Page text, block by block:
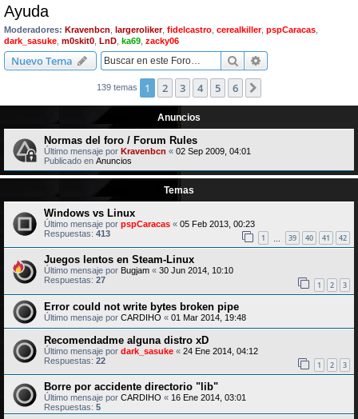
Ayuda
Moderadores: Kravenbcn largeroliker, fidelcastro cerealkiller, pspCaracas
dark_sasuke m0skit0 LnD ka69 zacky06
Nuevo Tema Buscar
139 temas 1 2 3 4 5 6
Anuncios
Normas del foro / Forum Rules
Último mensaje por Kravenbcn « 02 Sep 2009, 04:01
Publicado en Anuncios
Temas
Windows vs Linux
Último mensaje por pspCaracas « 05 Feb 2013, 00:23
Respuestas: 413 1 39 40 41 42
Juegos lentos en Steam-Linux
Último mensaje por Bugjam « 30 Jun 2014, 10:10
Respuestas: 27 1 2 3
Error could not write bytes broken pipe
Último mensaje por CARDIHO « 01 Mar 2014, 19:48
Recomendadme alguna distro xD
Último mensaje por dark_sasuke « 24 Ene 2014, 04:12
Respuestas: 22 1 2 3
Borre por accidente directorio "lib"
Último mensaje por CARDIHO « 16 Ene 2014, 03:01
Respuestas: 5